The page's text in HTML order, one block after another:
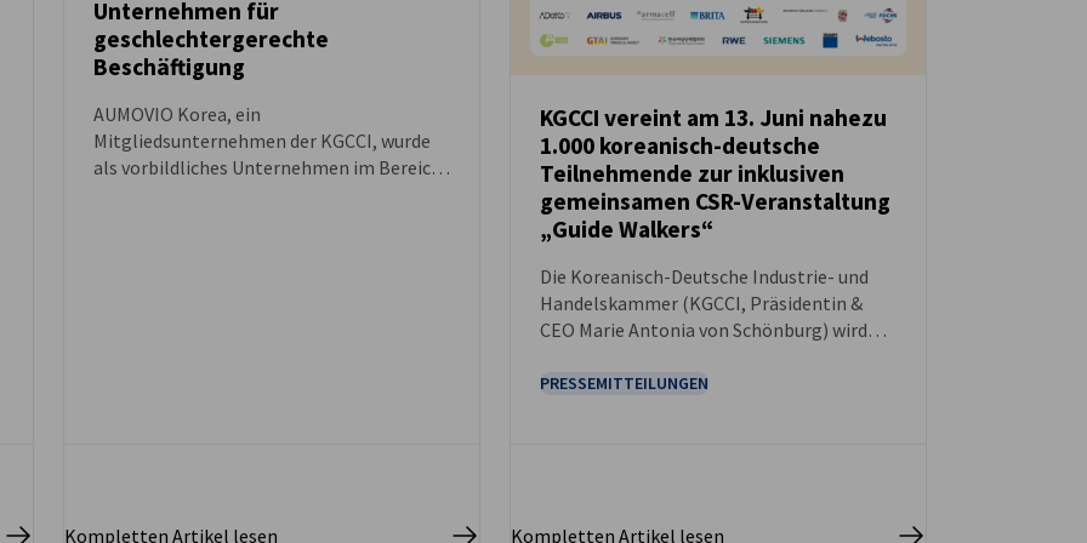
Unternehmen für
geschlechtergerechte
Beschäftigung
AUMOVIO Korea, ein
Mitgliedsunternehmen der KGCCI, wurde
als vorbildliches Unternehmen im Bereich
Kompletten Artikel lesen
NEUIGKEITEN
KGCCI vereint am 13. Juni nahezu
1.000 koreanisch-deutsche
Teilnehmende zur inklusiven
gemeinsamen CSR-Veranstaltung
„Guide Walkers“
Die Koreanisch-Deutsche Industrie- und
Handelskammer (KGCCI, Präsidentin &
CEO Marie Antonia von Schönburg) wird
Veranstaltung „Guide Walkers“ im Sangam
PRESSEMITTEILUNGEN
Kompletten Artikel lesen